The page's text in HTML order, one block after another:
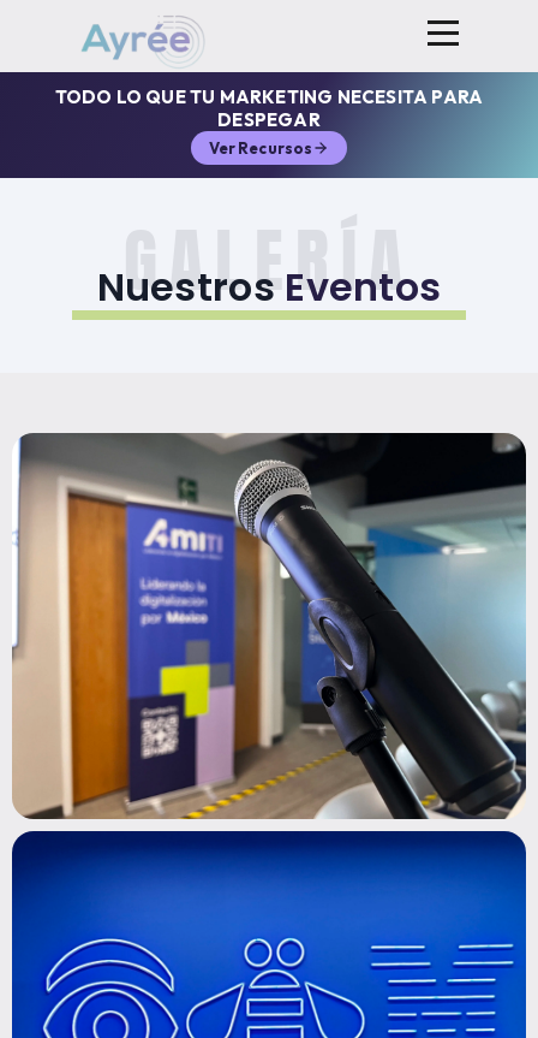
TODO LO QUE TU MARKETING NECESITA PARA
DESPEGAR
Ver Recursos
Nuestros Eventos
GALERÍA